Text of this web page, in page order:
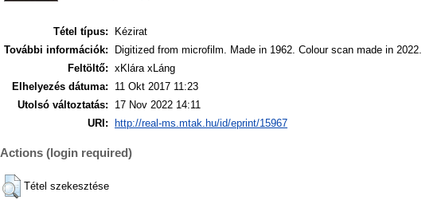
Tétel típus:
Kézirat
További információk:
Digitized from microfilm. Made in 1962. Colour scan made in 2022.
Feltöltő: xKlára xLáng
Elhelyezés dátuma:
11 Okt 2017 11:23
Utolsó változtatás:
17 Nov 2022 14:11
URI:
http://real-ms.mtak.hu/id/eprint/15967
Actions (login required)
Tétel szekesztése